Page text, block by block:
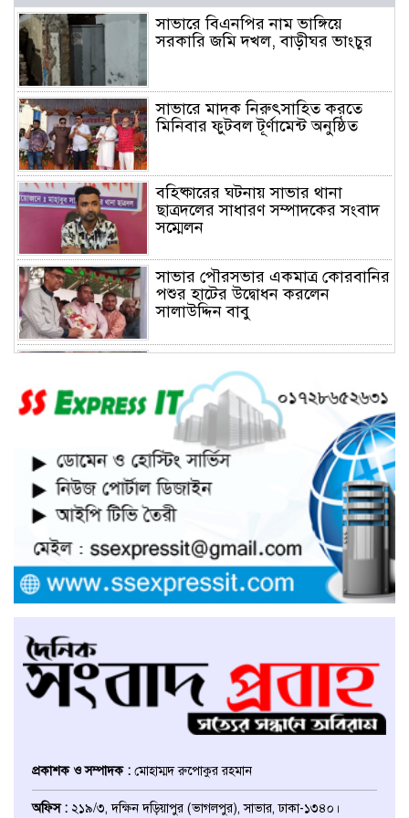
সাভারে বিএনপির নাম ভাঙ্গিয়ে
সরকারি জমি দখল, বাড়ীঘর ভাংচুর
সাভারে মাদক নিরুৎসাহিত করতে
মিনিবার ফুটবল টূর্ণামেন্ট অনুষ্ঠিত
বহিষ্কারের ঘটনায় সাভার থানা
ছাত্রদলের সাধারণ সম্পাদকের সংবাদ
সম্মেলন
সাভার পৌরসভার একমাত্র কোরবানির
পশুর হাটের উদ্বোধন করলেন
সালাউদ্দিন বাবু
প্রতিষ্ঠানে হামলা চালিয়ে তালা ঝুলিয়ে
দিয়েছে সন্ত্রাসীরা
সাভারে নারী উদ্যোক্তার খামার ভাংচুর,
৫ লাখ টাকার ক্ষয়ক্ষতি
উভয়পক্ষের সমঝোতায় ধর্মঘট
প্রত্যাহার করায় সাভারের মুরগীর
বাজার স্বাভাবিক
আলমগীর হোসেন
আশুলিয়ায় চাঁদার টাকা হালাল করতে
পুলিশ কর্মকর্তাকে ফাঁসানোর অভিযোগ
ঢাকা জেলা উত্তর ছাত্রদলের সহ-
প্রকাশক ও সম্পাদক : মোহাম্মদ রুপোকুর রহমান
অফিস : ২১৯/৩, দক্ষিন দড়িয়াপুর (ভাগলপুর), সাভার, ঢাকা-১৩৪০।